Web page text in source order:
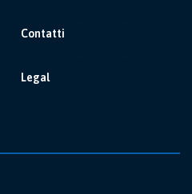
Contatti
Legal